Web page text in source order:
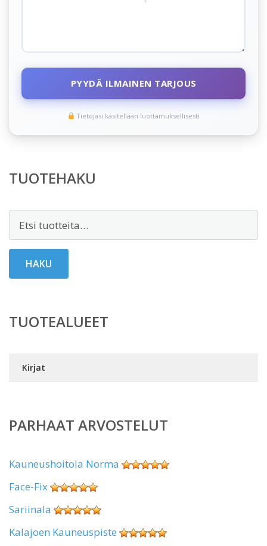
PYYDÄ ILMAINEN TARJOUS
Tietojasi käsitellään luottamuksellisesti
TUOTEHAKU
HAKU
TUOTEALUEET
Kirjat
PARHAAT ARVOSTELUT
Kauneushoitola Norma
Face-Fix
Sariinala
Kalajoen Kauneuspiste